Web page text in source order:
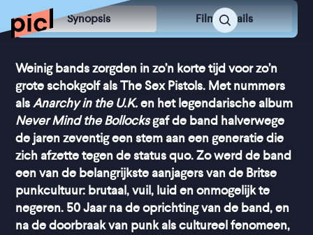
Synopsis Film Details
Weinig bands zorgden in zo’n korte tijd voor zo’n
grote schokgolf als The Sex Pistols. Met nummers
alsAnarchy in the U.K. en het legendarische album
Never Mind the Bollocksgaf de band halverwege
de jaren zeventig een stem aan een generatie die
zich afzette tegen de status quo. Zo werd de band
een van de belangrijkste aanjagers van de Britse
punkcultuur: brutaal, vuil, luid en onmogelijk te
negeren. 50 Jaar na de oprichting van de band, en
na de doorbraak van punk als cultureel fenomeen,